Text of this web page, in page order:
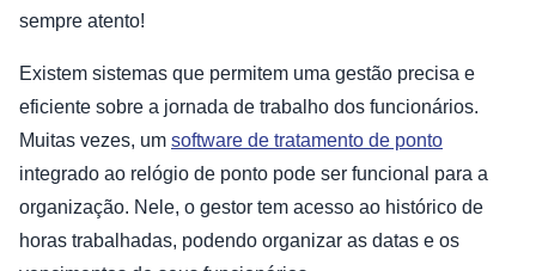
sempre atento!
Existem sistemas que permitem uma gestão precisa e
eficiente sobre a jornada de trabalho dos funcionários.
Muitas vezes, um software de tratamento de ponto
integrado ao relógio de ponto pode ser funcional para a
organização. Nele, o gestor tem acesso ao histórico de
horas trabalhadas, podendo organizar as datas e os